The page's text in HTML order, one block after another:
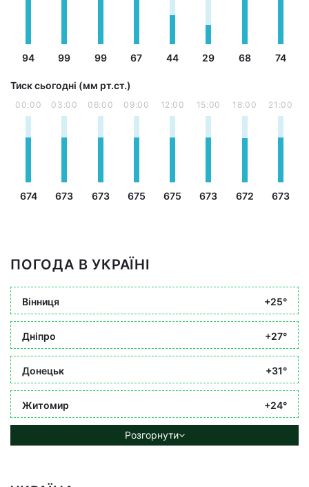
94 99 99 67 44 29 68 74
Тиск сьогодні (мм рт.ст.)
00:00
674
03:00
673
06:00
673
09:00
675
12:00
675
15:00
673
18:00
672
21:00
673
ПОГОДА В УКРАЇНІ
Вінниця +25°
Дніпро +27°
Донецьк +31°
Житомир +24°
Розгорнути